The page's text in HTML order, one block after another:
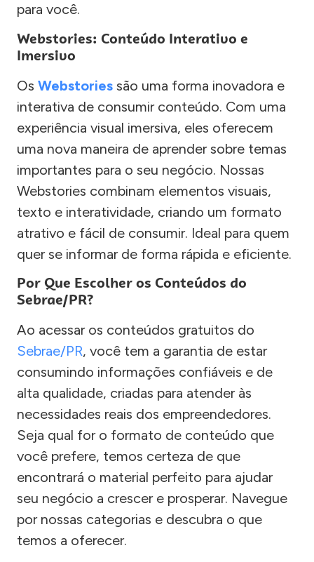
para você.
Webstories: Conteúdo Interativo e
Imersivo
Os Webstories são uma forma inovadora e
interativa de consumir conteúdo. Com uma
experiência visual imersiva, eles oferecem
uma nova maneira de aprender sobre temas
importantes para o seu negócio. Nossas
Webstories combinam elementos visuais,
texto e interatividade, criando um formato
atrativo e fácil de consumir. Ideal para quem
quer se informar de forma rápida e eficiente.
Por Que Escolher os Conteúdos do
Sebrae/PR?
Ao acessar os conteúdos gratuitos do
Sebrae/PR, você tem a garantia de estar
consumindo informações confiáveis e de
alta qualidade, criadas para atender às
necessidades reais dos empreendedores.
Seja qual for o formato de conteúdo que
você prefere, temos certeza de que
encontrará o material perfeito para ajudar
seu negócio a crescer e prosperar. Navegue
por nossas categorias e descubra o que
temos a oferecer.